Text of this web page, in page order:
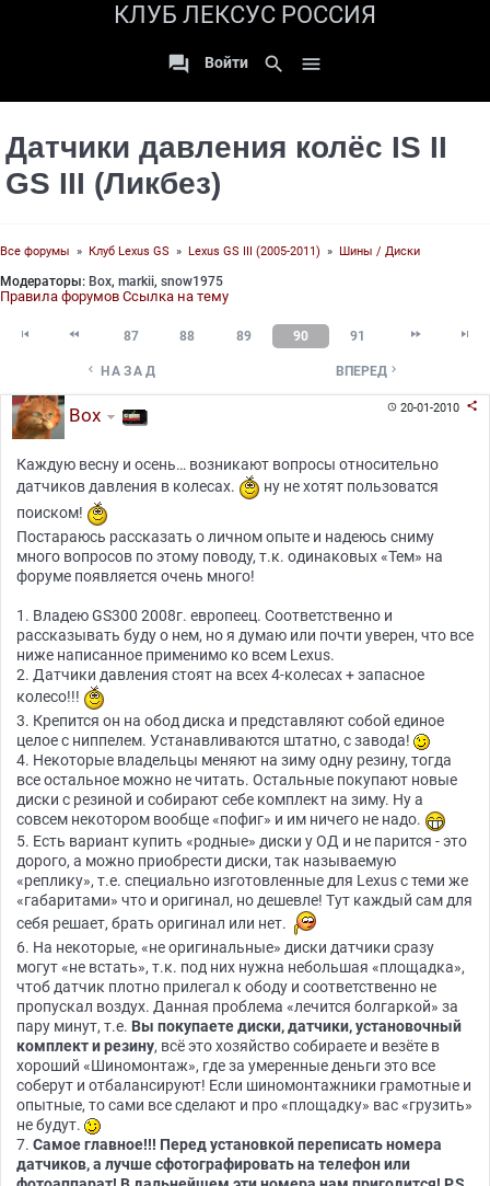
КЛУБ ЛЕКСУС РОССИЯ
 Войти search 
Датчики давления колёс IS II
GS III (Ликбез)
Все форумы » Клуб Lexus GS » Lexus GS III (2005-2011) » Шины / Диски
Модераторы: Box, markii, snow1975
Правила форумов Ссылка на тему
  87 88 89 90 91  
 НАЗАД ВПЕРЕД 
 20-01-2010 
Box
Каждую весну и осень… возникают вопросы относительно
датчиков давления в колесах.
ну не хотят пользоватся
поиском!
Постараюсь рассказать о личном опыте и надеюсь сниму
много вопросов по этому поводу, т.к. одинаковых «Тем» на
форуме появляется очень много!
1. Владею GS300 2008г. европеец. Соответственно и
рассказывать буду о нем, но я думаю или почти уверен, что все
ниже написанное применимо ко всем Lexus.
2. Датчики давления стоят на всех 4-колесах + запасное
колесо!!!
3. Крепится он на обод диска и представляют собой единое
целое с ниппелем. Устанавливаются штатно, с завода!
4. Некоторые владельцы меняют на зиму одну резину, тогда
все остальное можно не читать. Остальные покупают новые
диски с резиной и собирают себе комплект на зиму. Ну а
совсем некотором вообще «пофиг» и им ничего не надо.
5. Есть вариант купить «родные» диски у ОД и не парится - это
дорого, а можно приобрести диски, так называемую
«реплику», т.е. специально изготовленные для Lexus с теми же
«габаритами» что и оригинал, но дешевле! Тут каждый сам для
себя решает, брать оригинал или нет.
6. На некоторые, «не оригинальные» диски датчики сразу
могут «не встать», т.к. под них нужна небольшая «площадка»,
чтоб датчик плотно прилегал к ободу и соответственно не
пропускал воздух. Данная проблема «лечится болгаркой» за
пару минут, т.е. Вы покупаете диски, датчики, установочный
комплект и резину, всё это хозяйство собираете и везёте в
хороший «Шиномонтаж», где за умеренные деньги это все
соберут и отбалансируют! Если шиномонтажники грамотные и
опытные, то сами все сделают и про «площадку» вас «грузить»
не будут.
7. Самое главное!!! Перед установкой переписать номера
датчиков, а лучше сфотографировать на телефон или